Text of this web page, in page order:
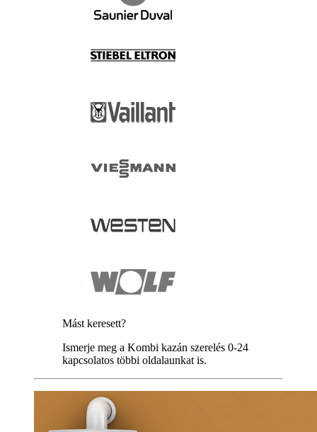
Mást keresett?
Ismerje meg a Kombi kazán szerelés 0-24
kapcsolatos többi oldalaunkat is.